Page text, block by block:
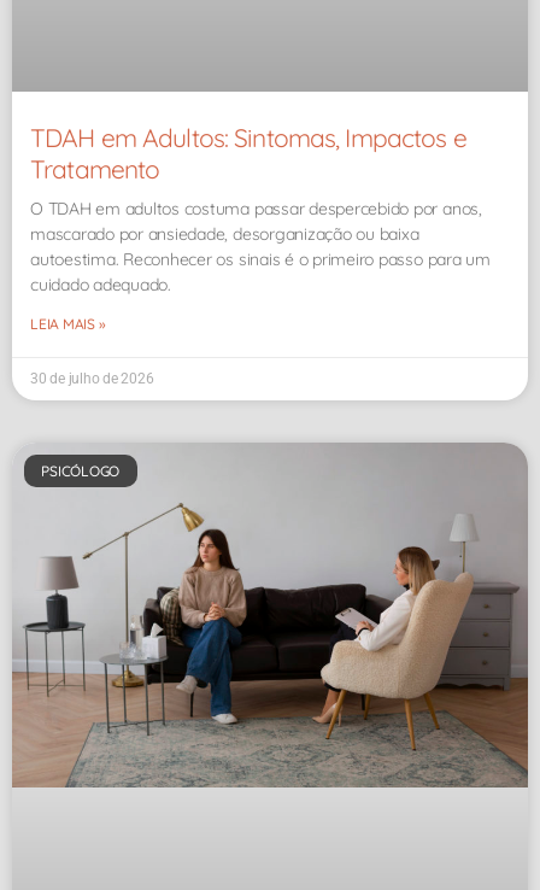
TDAH em Adultos: Sintomas, Impactos e
Tratamento
O TDAH em adultos costuma passar despercebido por anos,
mascarado por ansiedade, desorganização ou baixa
autoestima. Reconhecer os sinais é o primeiro passo para um
cuidado adequado.
LEIA MAIS »
30 de julho de 2026
PSICÓLOGO